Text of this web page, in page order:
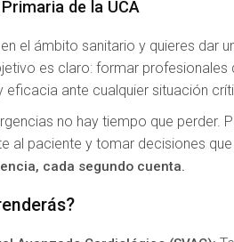
de la UCA
el ámbito sanitario y quieres dar
es claro: formar
eficacia ante cualquier situación
no hay tiempo que perder.
al paciente y tomar decisiones
cada segundo cuenta.